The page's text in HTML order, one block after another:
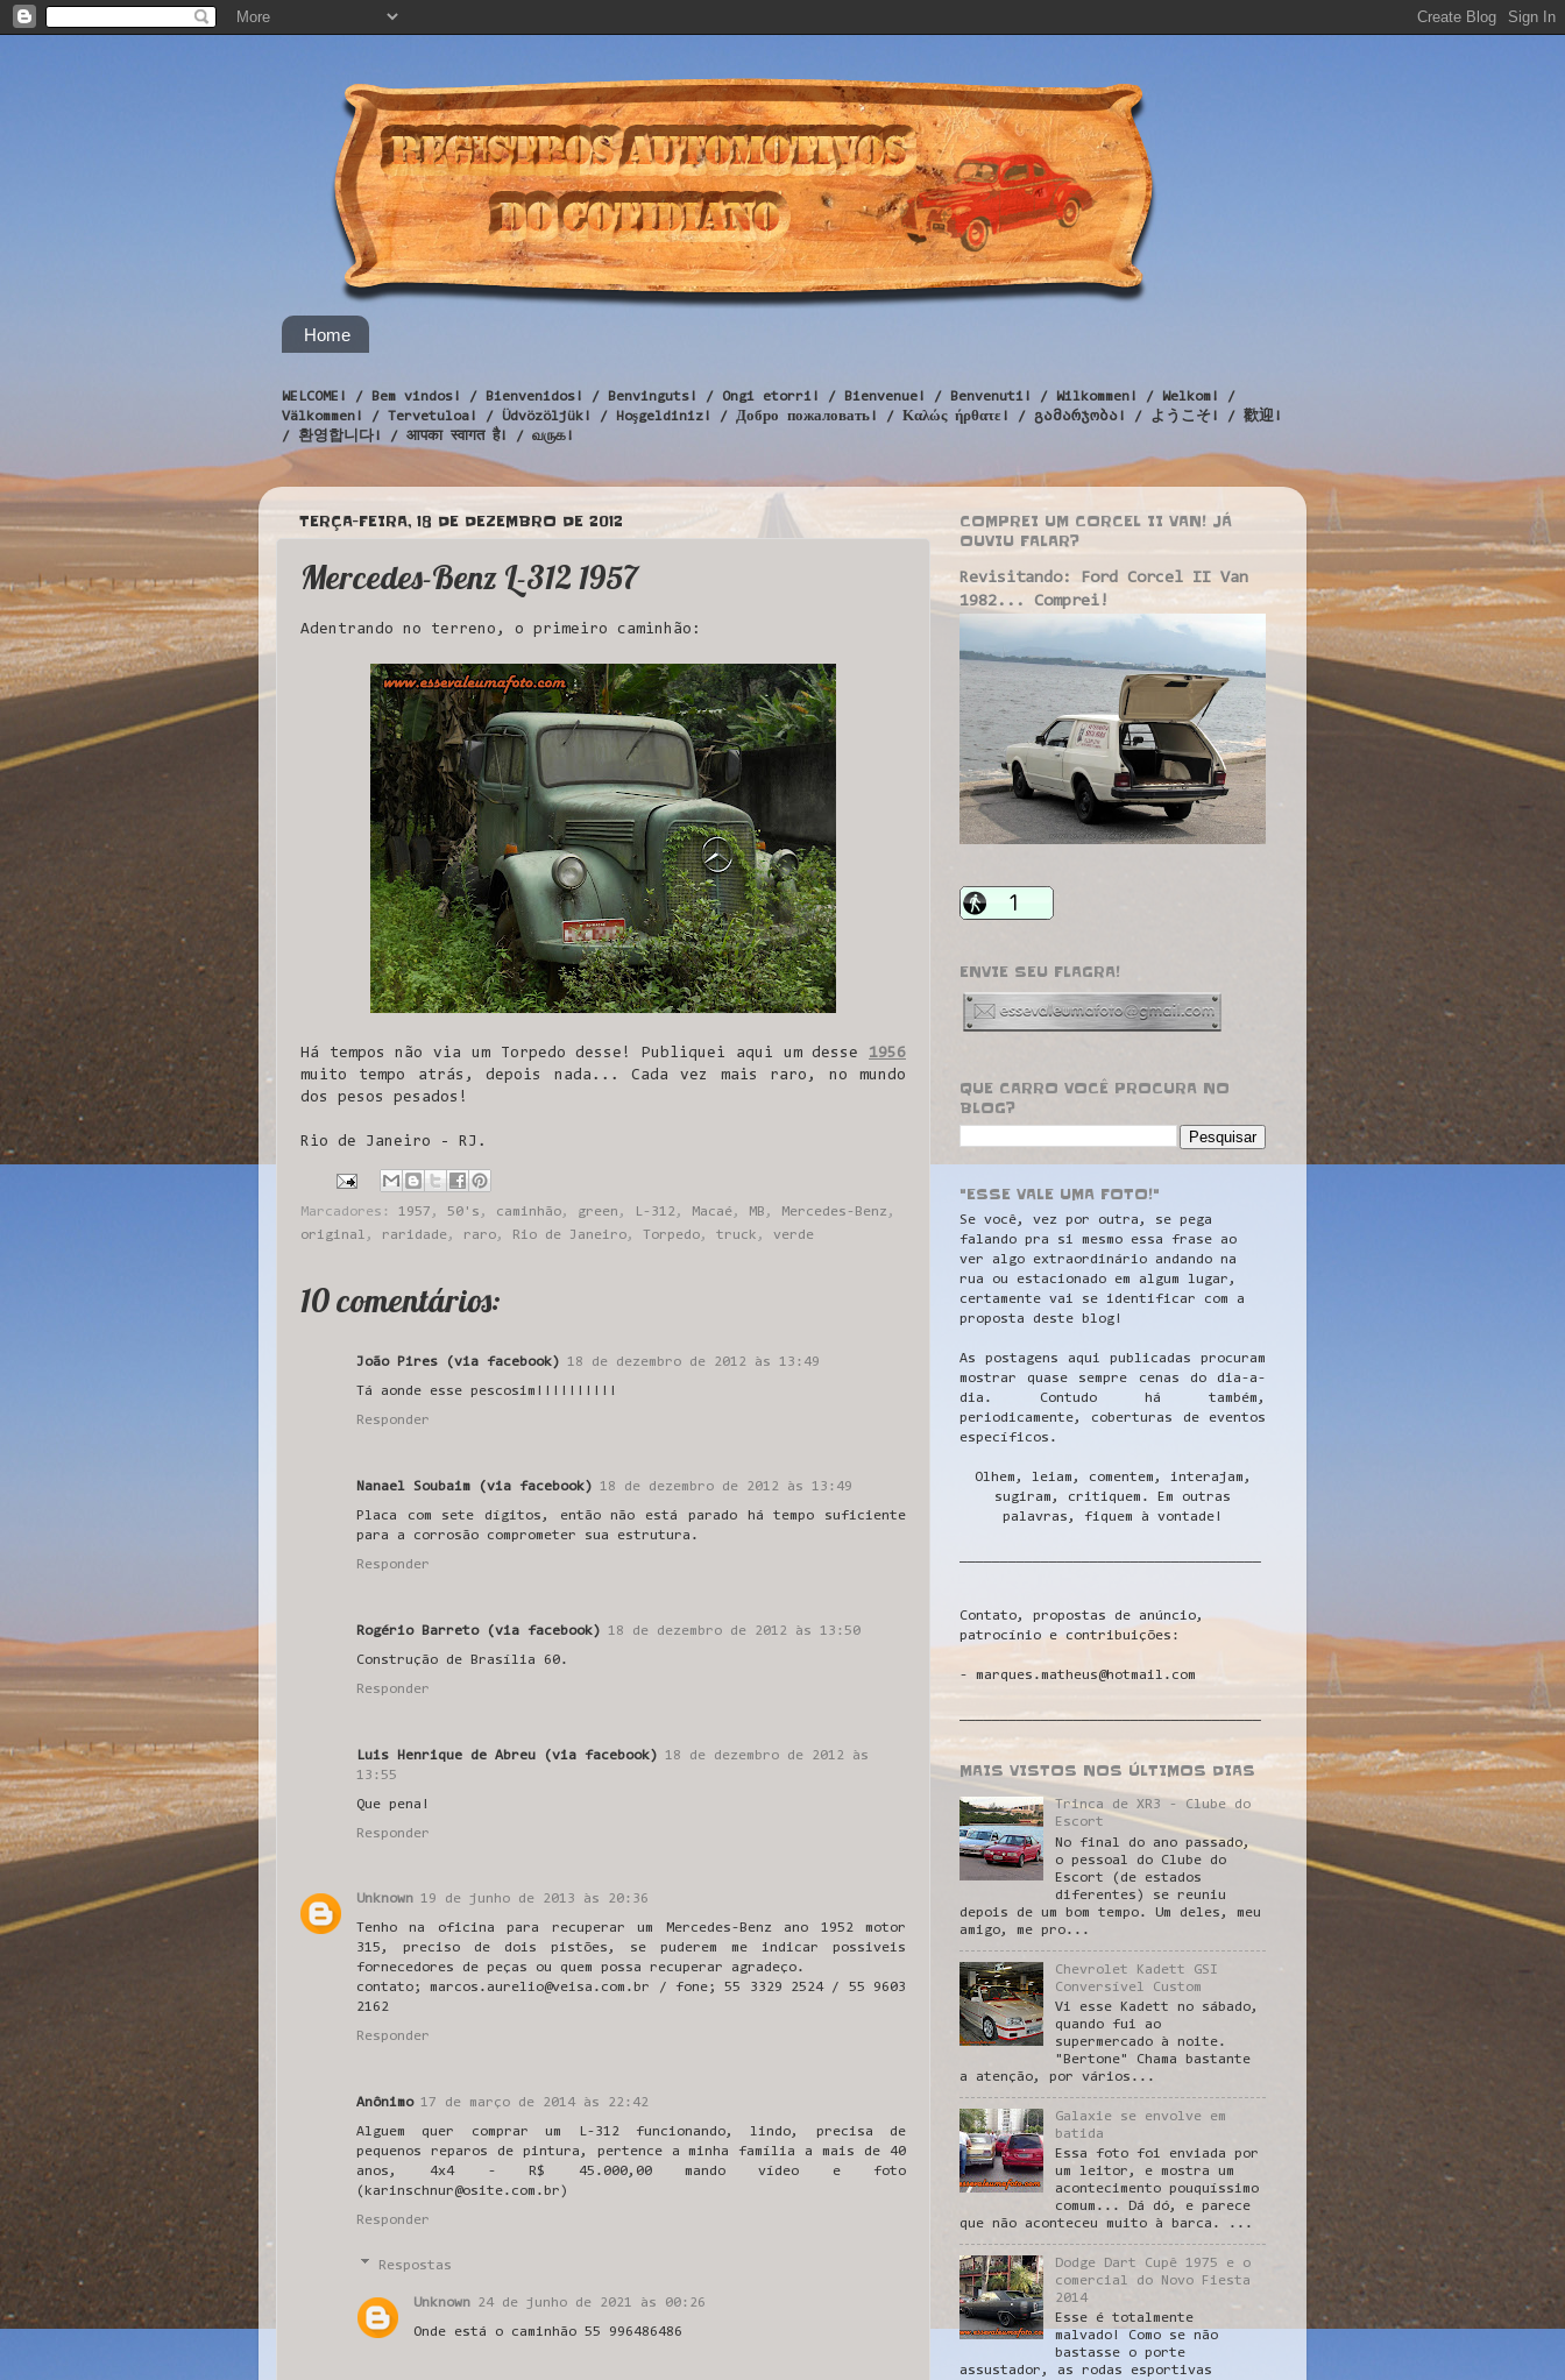
Home
WELCOME! / Bem vindos! / Bienvenidos! / Benvinguts! / Ongi etorri! / Bienvenue! / Benvenuti! / Wilkommen! / Welkom! /
Välkommen! / Tervetuloa! / Üdvözöljük! / Hoşgeldiniz! / Добро пожаловать! / Καλώς ήρθατε! / გამარჯობა! / ようこそ! / 歡迎!
/ 환영합니다! / आपका स्वागत है! / வருக!
TERÇA-FEIRA, 18 DE DEZEMBRO DE 2012
Mercedes-Benz L-312 1957
Adentrando no terreno, o primeiro caminhão:
Há tempos não via um Torpedo desse! Publiquei aqui um desse 1956
muito tempo atrás, depois nada... Cada vez mais raro, no mundo
dos pesos pesados!
Rio de Janeiro - RJ.
Marcadores: 1957 , 50's , caminhão, green , L-312, Macaé, MB , Mercedes-Benz ,
original , raridade, raro, Rio de Janeiro, Torpedo, truck , verde
10 comentários:
João Pires (via facebook) 18 de dezembro de 2012 às 13:49
Tá aonde esse pescosim!!!!!!!!!!
Responder
Nanael Soubaim (via facebook) 18 de dezembro de 2012 às 13:49
Placa com sete dígitos, então não está parado há tempo suficiente
para a corrosão comprometer sua estrutura.
Responder
Rogério Barreto (via facebook) 18 de dezembro de 2012 às 13:50
Construção de Brasília 60.
Responder
Luis Henrique de Abreu (via facebook) 18 de dezembro de 2012 às
13:55
Que pena!
Responder
Unknown 19 de junho de 2013 às 20:36
Tenho na oficina para recuperar um Mercedes-Benz ano 1952 motor
315, preciso de dois pistões, se puderem me indicar possiveis
fornecedores de peças ou quem possa recuperar agradeço.
contato; marcos.aurelio@veisa.com.br / fone; 55 3329 2524 / 55 9603
2162
Responder
Anônimo 17 de março de 2014 às 22:42
Alguem quer comprar um L-312 funcionando, lindo, precisa de
pequenos reparos de pintura, pertence a minha família a mais de 40
anos, 4x4 - R$ 45.000,00 mando vídeo e foto
(karinschnur@osite.com.br)
Responder
Respostas
Unknown 24 de junho de 2021 às 00:26
Onde está o caminhão 55 996486486
COMPREI UM CORCEL II VAN! JÁ
OUVIU FALAR?
Revisitando: Ford Corcel II Van
1982... Comprei!
ENVIE SEU FLAGRA!
QUE CARRO VOCÊ PROCURA NO
BLOG?
"ESSE VALE UMA FOTO!"
Se você, vez por outra, se pega
falando pra si mesmo essa frase ao
ver algo extraordinário andando na
rua ou estacionado em algum lugar,
certamente vai se identificar com a
proposta deste blog!
As postagens aqui publicadas procuram
mostrar quase sempre cenas do dia-a-
dia. Contudo há também,
periodicamente, coberturas de eventos
específicos.
Olhem, leiam, comentem, interajam,
sugiram, critiquem. Em outras
palavras, fiquem à vontade!
Contato, propostas de anúncio,
patrocínio e contribuições:
- marques.matheus@hotmail.com
MAIS VISTOS NOS ÚLTIMOS DIAS
Trinca de XR3 - Clube do
Escort
No final do ano passado,
o pessoal do Clube do
Escort (de estados
diferentes) se reuniu
depois de um bom tempo. Um deles, meu
amigo, me pro...
Chevrolet Kadett GSI
Conversível Custom
Vi esse Kadett no sábado,
quando fui ao
supermercado à noite.
"Bertone" Chama bastante
a atenção, por vários...
Galaxie se envolve em
batida
Essa foto foi enviada por
um leitor, e mostra um
acontecimento pouquíssimo
comum... Dá dó, e parece
que não aconteceu muito à barca. ...
Dodge Dart Cupê 1975 e o
comercial do Novo Fiesta
2014
Esse é totalmente
malvado! Como se não
bastasse o porte
assustador, as rodas esportivas